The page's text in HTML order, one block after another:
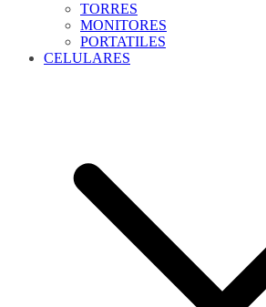
TORRES
MONITORES
PORTATILES
CELULARES